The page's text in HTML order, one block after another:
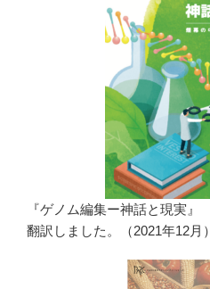
『ゲノム編集ー神話と現実』
翻訳しました。（2021年12月）